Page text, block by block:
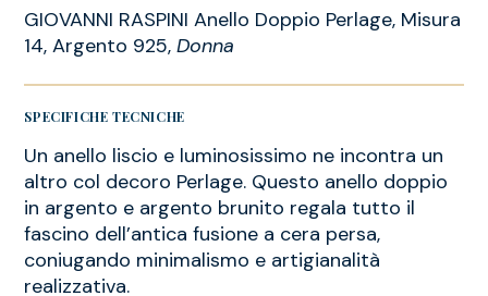
GIOVANNI RASPINI Anello Doppio Perlage, Misura
14, Argento 925,Donna
SPECIFICHE TECNICHE
Un anello liscio e luminosissimo ne incontra un
altro col decoro Perlage. Questo anello doppio
in argento e argento brunito regala tutto il
fascino dell’antica fusione a cera persa,
coniugando minimalismo e artigianalità
realizzativa.